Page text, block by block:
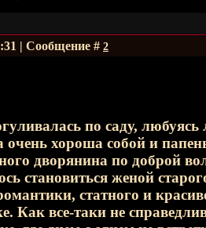
| Сообщение # 2
по саду,
хороша собой и
дворянина по доброй
становиться женой
статного и
Как все-таки не